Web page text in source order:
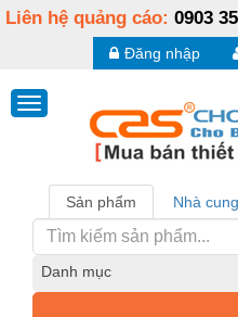
Liên hệ quảng cáo: 0903
Đăng nhập
Sản phẩm Nhà
Danh mục